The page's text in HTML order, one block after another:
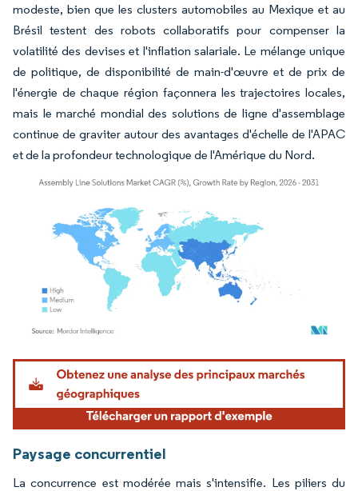
modeste, bien que les clusters automobiles au Mexique et au
Brésil testent des robots collaboratifs pour compenser la
volatilité des devises et l'inflation salariale. Le mélange unique
de politique, de disponibilité de main-d'œuvre et de prix de
l'énergie de chaque région façonnera les trajectoires locales,
mais le marché mondial des solutions de ligne d'assemblage
continue de graviter autour des avantages d'échelle de l'APAC
et de la profondeur technologique de l'Amérique du Nord.
Image © Mordor Intelligence. La réutilisation nécessite une attribution sous CC BY
Paysage concurrentiel
La concurrence est modérée mais s'intensifie. Les piliers du